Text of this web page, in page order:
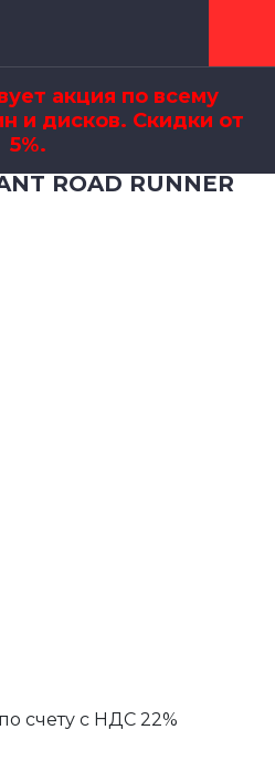
акция по всему
и дисков. Скидки от
5%.
ROAD RUNNER
счету с НДС 22%